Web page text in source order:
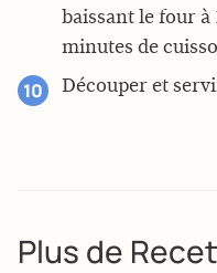
baissant le four à
minutes de
Découper et
Plus de